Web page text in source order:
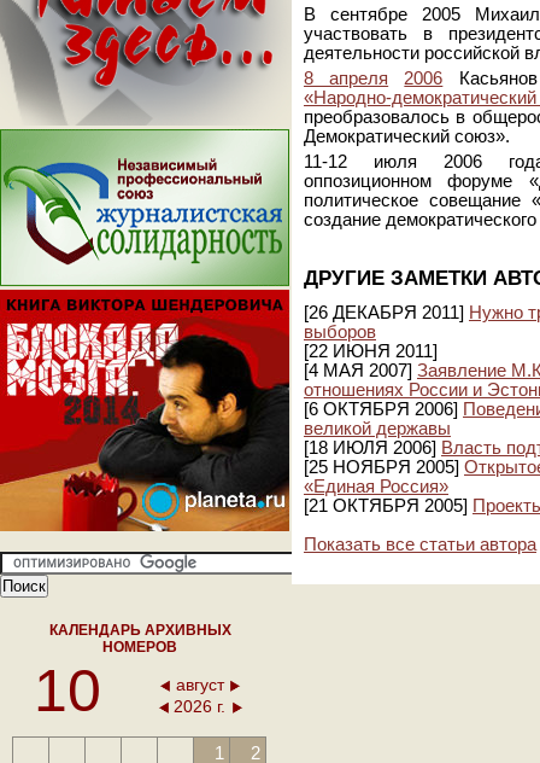
КАЛЕНДАРЬ АРХИВНЫХ
НОМЕРОВ
10
август
2026 г.
1
2
В сентябре 2005
участвовать в
деятельности российской
8 апреля
2006
«Народно-
преобразовалось в
Демократический союз».
11-12 июля 2006
оппозиционном форуме
политическое совещание
создание
ДРУГИЕ ЗАМЕТКИ
[26 ДЕКАБРЯ 2011] Нужно
выборов
[22 ИЮНЯ 2011]
[4 МАЯ 2007] Заявление
отношениях России и
[6 ОКТЯБРЯ 2006]
великой державы
[18 ИЮЛЯ 2006] Власть
[25 НОЯБРЯ 2005]
«Единая Россия»
[21 ОКТЯБРЯ 2005]
Показать все статьи автора